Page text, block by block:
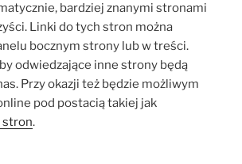
bardziej znanymi stronami
Linki do tych stron można
bocznym strony lub w treści.
odwiedzające inne strony będą
Przy okazji też będzie możliwym
pod postacią takiej jak
stron.